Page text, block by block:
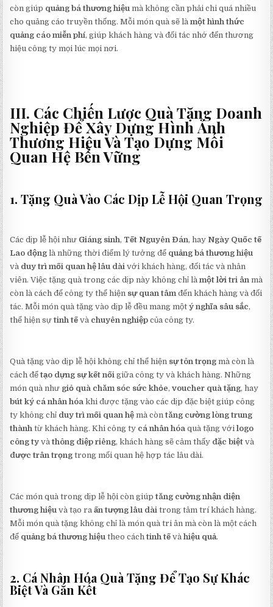
còn giúp quảng bá thương hiệu mà không cần phải chi quá nhiều
cho quảng cáo truyền thống. Mỗi món quà sẽ làmột hình thức
quảng cáo miễn phí, giúp khách hàng và đối tác nhớ đến thương
hiệu công ty mọi lúc mọi nơi.
III. Các Chiến Lược Quà Tặng Doanh
Nghiệp Để Xây Dựng Hình Ảnh
Thương Hiệu Và Tạo Dựng Mối
Quan Hệ Bền Vững
1. Tặng Quà Vào Các Dịp Lễ Hội Quan Trọng
Các dịp lễ hội như Giáng sinh, Tết Nguyên Đán, hay Ngày Quốc tế
Lao động là những thời điểm lý tưởng để quảng bá thương hiệu
và duy trì mối quan hệ lâu dài với khách hàng, đối tác và nhân
viên. Việc tặng quà trong các dịp này không chỉ làmột lời tri ân mà
còn là cách để công ty thể hiện sự quan tâmđến khách hàng và đối
tác. Mỗi món quà tặng vào dịp lễ đều mang mộtý nghĩa sâu sắc,
thể hiện sựtinh tế và chuyên nghiệp của công ty.
Quà tặng vào dịp lễ hội không chỉ thể hiện sự tôn trọng mà còn là
cách đểtạo dựng sự kết nối giữa công ty và khách hàng. Những
món quà như giỏ quà chăm sóc sức khỏe,voucher quà tặng, hay
bút ký cá nhân hóa khi được tặng vào các dịp đặc biệt giúp công
ty không chỉ duy trì mối quan hệ mà còntăng cường lòng trung
thành từ khách hàng. Khi công ty cá nhân hóa quà tặng vớilogo
công ty vàthông điệp riêng, khách hàng sẽ cảm thấy đặc biệt và
được trân trọng trong mối quan hệ hợp tác lâu dài.
Các món quà trong dịp lễ hội còn giúptăng cường nhận diện
thương hiệu và tạo raấn tượng lâu dài trong tâm trí khách hàng.
Mỗi món quà tặng không chỉ là món quà tri ân mà còn là một cách
để quảng bá thương hiệu theo cáchtinh tế vàhiệu quả.
2. Cá Nhân Hóa Quà Tặng Để Tạo Sự Khác
Biệt Và Gắn Kết